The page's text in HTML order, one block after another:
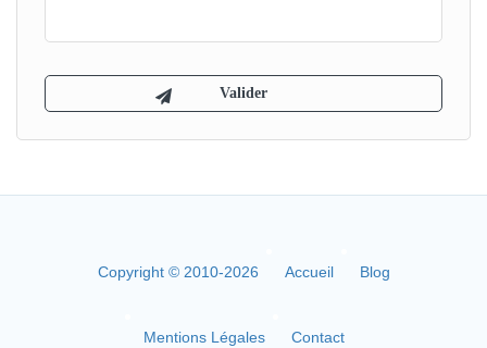
Copyright © 2010-2026 Accueil Blog
Mentions Légales Contact